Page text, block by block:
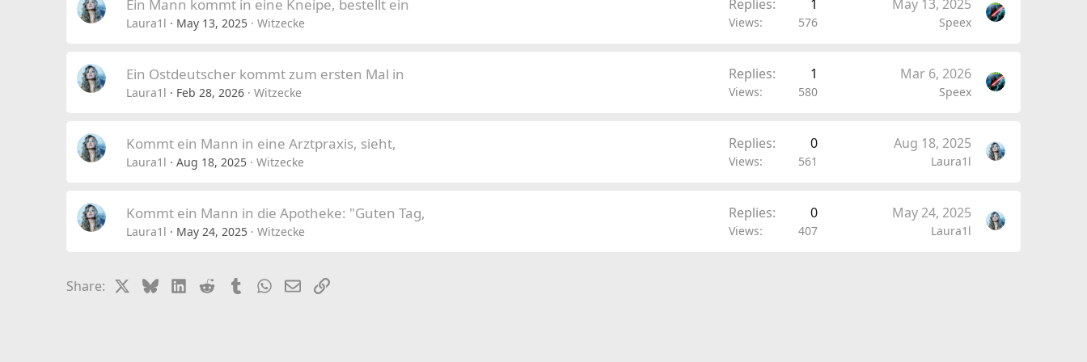
Ein Mann kommt in eine Kneipe, bestellt ein
Laura1l May 13, 2025 Witzecke
Replies 1
Views 576
May 13, 2025
Speex
Ein Ostdeutscher kommt zum ersten Mal in
Laura1l Feb 28, 2026 Witzecke
Replies 1
Views 580
Mar 6, 2026
Speex
Kommt ein Mann in eine Arztpraxis, sieht,
Laura1l Aug 18, 2025 Witzecke
Replies 0
Views 561
Aug 18, 2025
Laura1l
Kommt ein Mann in die Apotheke: "Guten Tag,
Laura1l May 24, 2025 Witzecke
Replies 0
Views 407
May 24, 2025
Laura1l
Share: BlueskyLinkedIn
Reddit TumblrWhatsApp
EmailLink